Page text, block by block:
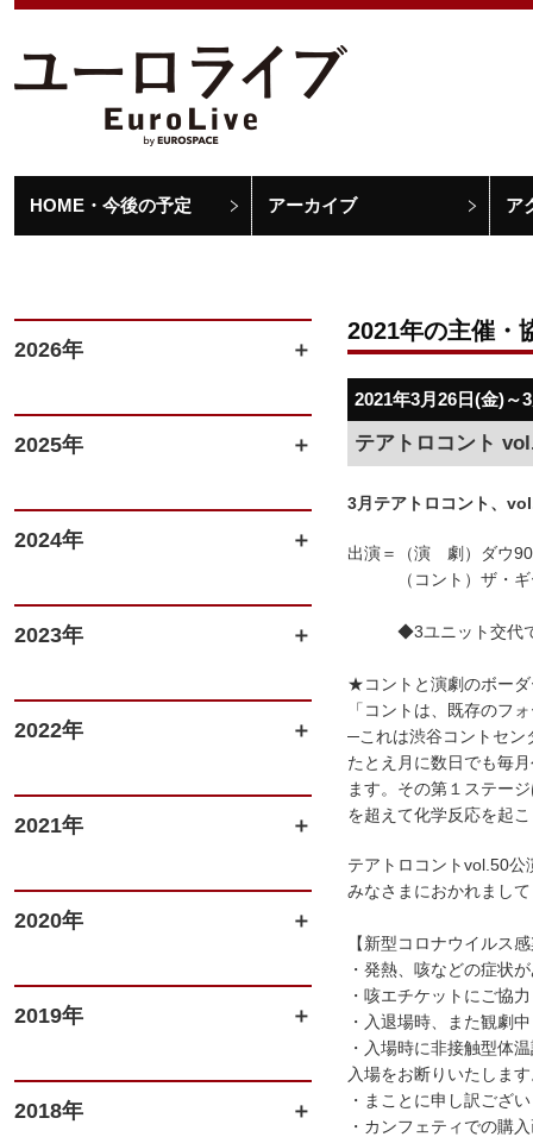
HOME・今後の予定 アーカイブ ア
2026年
2025年
2024年
2023年
2022年
2021年
2020年
2019年
2018年
2021年の主催・
2021年3月26日(金)～
テアトロコント
3月テアトロコント、
出演＝（演 劇）ダウ
（コント）ザ・ギー
◆3ユニット交代で
★コントと演劇のボー
「コントは、既存のフ
─これは渋谷コントセン
たとえ月に数日でも毎
ます。その第１ステー
を超えて化学反応を起
テアトロコントvol.50
みなさまにおかれまし
【新型コロナウイルス
・発熱、咳などの症状
・咳エチケットにご協
・入退場時、また観劇
・入場時に非接触型体
入場をお断りいたしま
・まことに申し訳ござ
・カンフェティでの購